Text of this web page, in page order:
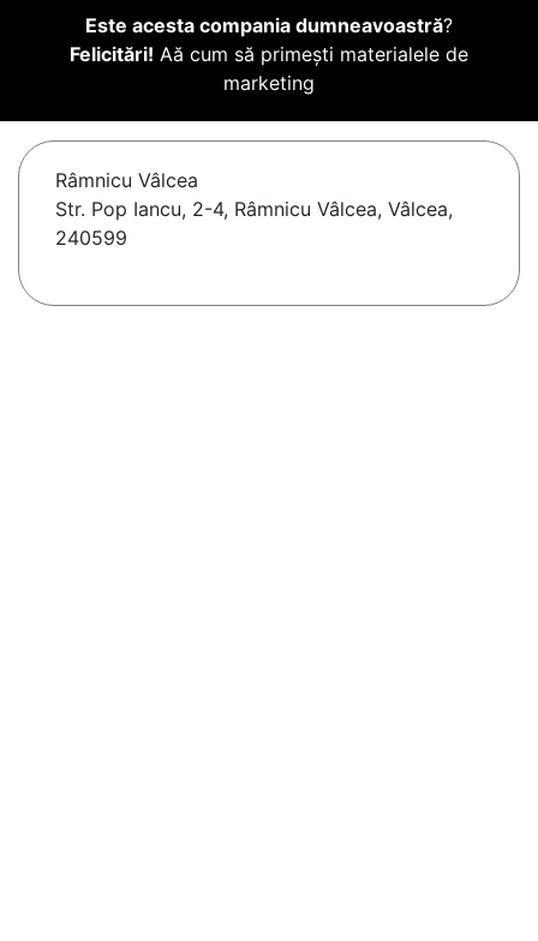
Este acesta compania dumneavoastră?
Felicitări! Aă cum să primești materialele de
marketing
Râmnicu Vâlcea
Str. Pop Iancu, 2-4, Râmnicu Vâlcea, Vâlcea,
240599